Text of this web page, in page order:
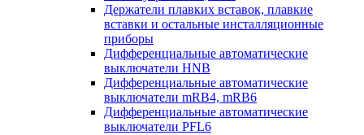
Держатели плавких вставок, плавкие
вставки и остальные инсталляционные
приборы
Дифференциальные автоматические
выключатели HNB
Дифференциальные автоматические
выключатели mRB4, mRB6
Дифференциальные автоматические
выключатели PFL6